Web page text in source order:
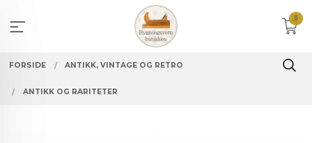
innholdet
0
FORSIDE ANTIKK, VINTAGE OG RETRO
ANTIKK OG RARITETER